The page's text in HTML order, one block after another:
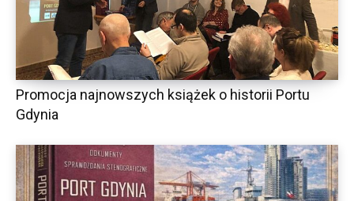
Promocja najnowszych książek o historii Portu
Gdynia